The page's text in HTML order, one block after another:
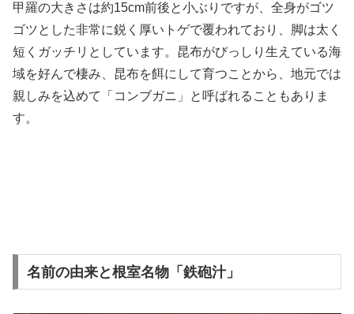
甲羅の大きさは約15cm前後と小ぶりですが、全身がゴツ
ゴツとした非常に鋭く厚いトゲで覆われており、脚は太く
短くガッチリとしています。昆布がびっしり生えている海
域を好んで棲み、昆布を餌にして育つことから、地元では
親しみを込めて「コンブガニ」と呼ばれることもありま
す。
名前の由来と根室名物「鉄砲汁」